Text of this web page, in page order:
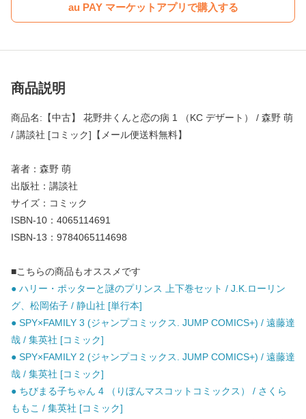
au PAY マーケットアプリで購入する
商品説明
商品名:【中古】 花野井くんと恋の病 1 （KC デザート） / 森野 萌
/ 講談社 [コミック]【メール便送料無料】
著者：森野 萌
出版社：講談社
サイズ：コミック
ISBN-10：4065114691
ISBN-13：9784065114698
■こちらの商品もオススメです
● ハリー・ポッターと謎のプリンス 上下巻セット / J.K.ローリン
グ、松岡佑子 / 静山社 [単行本]
● SPY×FAMILY 3 (ジャンプコミックス. JUMP COMICS+) / 遠藤達
哉 / 集英社 [コミック]
● SPY×FAMILY 2 (ジャンプコミックス. JUMP COMICS+) / 遠藤達
哉 / 集英社 [コミック]
● ちびまる子ちゃん 4 （りぼんマスコットコミックス） / さくら
ももこ / 集英社 [コミック]